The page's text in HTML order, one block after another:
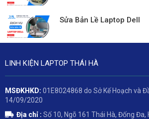
Sửa Bản Lề Laptop Dell
LINH KIỆN LAPTOP THÁI HÀ
MSĐKHKD: 01E8024868 do Sở Kế Hoạch và
14/09/2020
Địa chỉ : Số 10, Ngõ 161 Thái Hà, Đống Đa,